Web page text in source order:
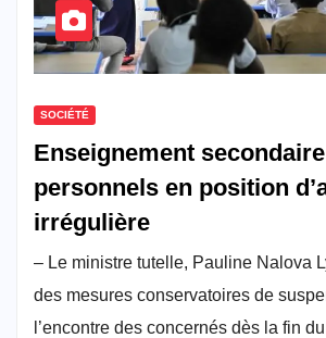
SOCIÉTÉ
Enseignement
personnels en position
irrégulière
– Le ministre tutelle, Pauline Nalova
des mesures conservatoires de
l’encontre des concernés dès la fin